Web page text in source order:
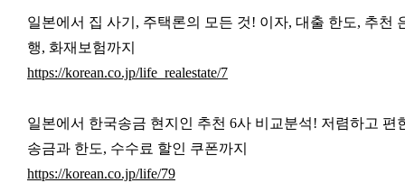
일본에서 집 사기, 주택론의 모든 것! 이자, 대출 한도, 추천
행, 화재보험까지
https://korean.co.jp/life_realestate/7
일본에서 한국송금 현지인 추천 6사 비교분석! 저렴하고 편
송금과 한도, 수수료 할인 쿠폰까지
https://korean.co.jp/life/79